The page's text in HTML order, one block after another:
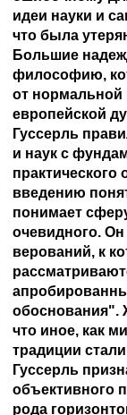
идеи науки и
что была
Большие
философию,
от нормальной
европейской
Гуссерль
и наук с
практического
введению
понимает
очевидного.
верований, к
обоснования".
что иное, как
традиции
Гуссерль
объективного
рода